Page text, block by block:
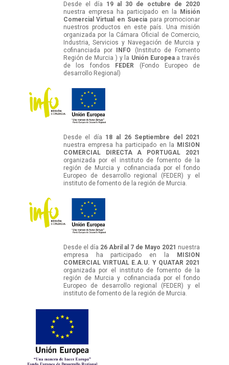
Desde el día 19 al 30 de octubre de 2020
nuestra empresa ha participado en la
Misión
Comercial Virtual en Sueciapara promocionar
nuestros productos en este país. Una misión
organizada por la Cámara Oficial de Comercio,
Industria, Servicios y Navegación de Murcia y
cofinanciada por
INFO (Instituto de Fomento
Región de Murcia ) y la Unión Europeaa través
de los fondos
FEDER
(Fondo Europeo de
desarrollo Regional)
Desde el día 18 al 26 Septiembre del 2021
nuestra empresa ha participado en la MISION
COMERCIAL DIRECTA A PORTUGAL 2021
organizada por el instituto de fomento de la
región de Murcia y cofinanciada por el fondo
Europeo de desarrollo regional (FEDER) y el
instituto de fomento de la región de Murcia.
Desde el día 26 Abril al 7 de Mayo 2021 nuestra
empresa ha participado en la
MISION
COMERCIAL VIRTUAL E.A.U. Y QUATAR 2021
organizada por el instituto de fomento de la
región de Murcia y cofinanciada por el fondo
Europeo de desarrollo regional (FEDER) y el
instituto de fomento de la región de Murcia.